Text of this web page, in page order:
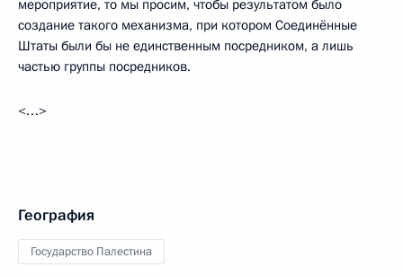
мероприятие, то мы просим, чтобы результатом было
создание такого механизма, при котором Соединённые
Штаты были бы не единственным посредником, а лишь
частью группы посредников.
<…>
География
Государство Палестина